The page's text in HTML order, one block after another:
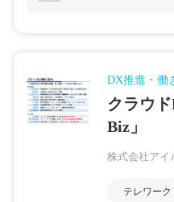
DX推進・働
クラウ
Biz」
株式会社アイ
テレワーク